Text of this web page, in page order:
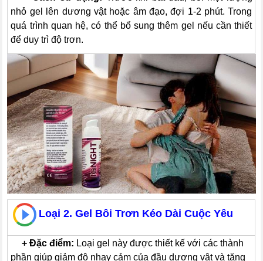
nhỏ gel lên dương vật hoặc âm đạo, đợi 1-2 phút. Trong
quá trình quan hệ, có thể bổ sung thêm gel nếu cần thiết
để duy trì độ trơn.
Loại 2. Gel Bôi Trơn Kéo Dài Cuộc Yêu
+Đặc điểm: Loại gel này được thiết kế với các thành
phần giúp giảm độ nhạy cảm của đầu dương vật và tăng